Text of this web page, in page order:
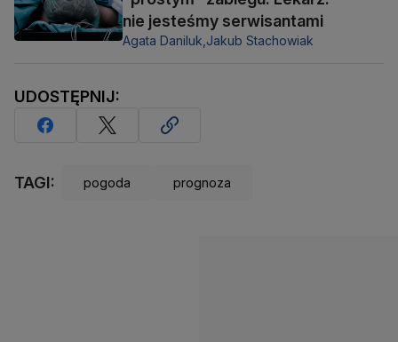
nie jesteśmy serwisantami
Agata Daniluk, Jakub Stachowiak
UDOSTĘPNIJ:
TAGI: pogoda prognoza